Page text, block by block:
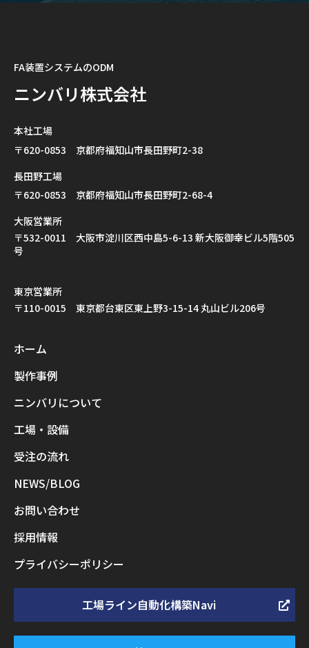
FA装置システムのODM
ニンバリ株式会社
本社工場
〒620-0853 京都府福知山市長田野町2-38
長田野工場
〒620-0853 京都府福知山市長田野町2-68-4
大阪営業所
〒532-0011 大阪市淀川区西中島5-6-13 新大阪御幸ビル5階505
号
東京営業所
〒110-0015 東京都台東区東上野3-15-14 丸山ビル206号
ホーム
製作事例
ニンバリについて
工場・設備
受注の流れ
NEWS/BLOG
お問い合わせ
採用情報
プライバシーポリシー
工場ライン自動化構築Navi